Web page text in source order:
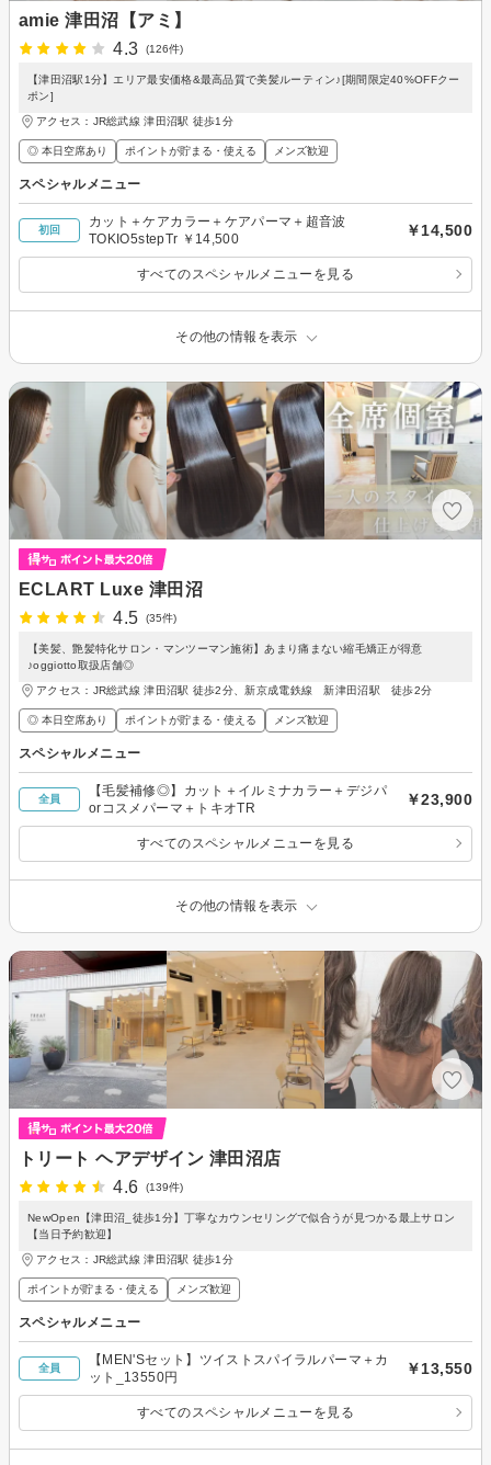
amie 津田沼【アミ】
4.3
(126件)
【津田沼駅1分】エリア最安価格&最高品質で美髪ルーティン♪[期間限定40%OFFクー
ポン]
アクセス：JR総武線 津田沼駅 徒歩1分
◎ 本日空席あり ポイントが貯まる・使える メンズ歓迎
スペシャルメニュー
初回
カット＋ケアカラー＋ケアパーマ＋超音波
TOKIO5stepTr ￥14,500
￥14,500
すべてのスペシャルメニューを見る
その他の情報を表示
ECLART Luxe 津田沼
4.5
(35件)
【美髪、艶髪特化サロン・マンツーマン施術】あまり痛まない縮毛矯正が得意
♪oggiotto取扱店舗◎
アクセス：JR総武線 津田沼駅 徒歩2分、新京成電鉄線 新津田沼駅 徒歩2分
◎ 本日空席あり ポイントが貯まる・使える メンズ歓迎
スペシャルメニュー
全員
【毛髪補修◎】カット＋イルミナカラー＋デジパ
orコスメパーマ＋トキオTR
￥23,900
すべてのスペシャルメニューを見る
その他の情報を表示
トリート ヘアデザイン 津田沼店
4.6
(139件)
NewOpen【津田沼_徒歩1分】丁寧なカウンセリングで似合うが見つかる最上サロン
【当日予約歓迎】
アクセス：JR総武線 津田沼駅 徒歩1分
ポイントが貯まる・使える メンズ歓迎
スペシャルメニュー
全員
【MEN'Sセット】ツイストスパイラルパーマ＋カ
ット_13550円
￥13,550
すべてのスペシャルメニューを見る